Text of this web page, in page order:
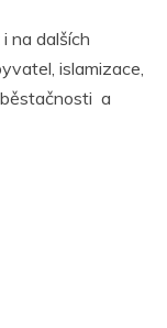
na dalších
islamizace,
a